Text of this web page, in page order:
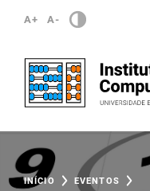
A+ A-
INÍCIO EVENTOS